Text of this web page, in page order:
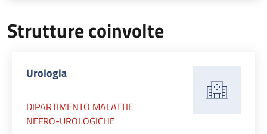
Strutture coinvolte
Urologia
DIPARTIMENTO MALATTIE
NEFRO-UROLOGICHE